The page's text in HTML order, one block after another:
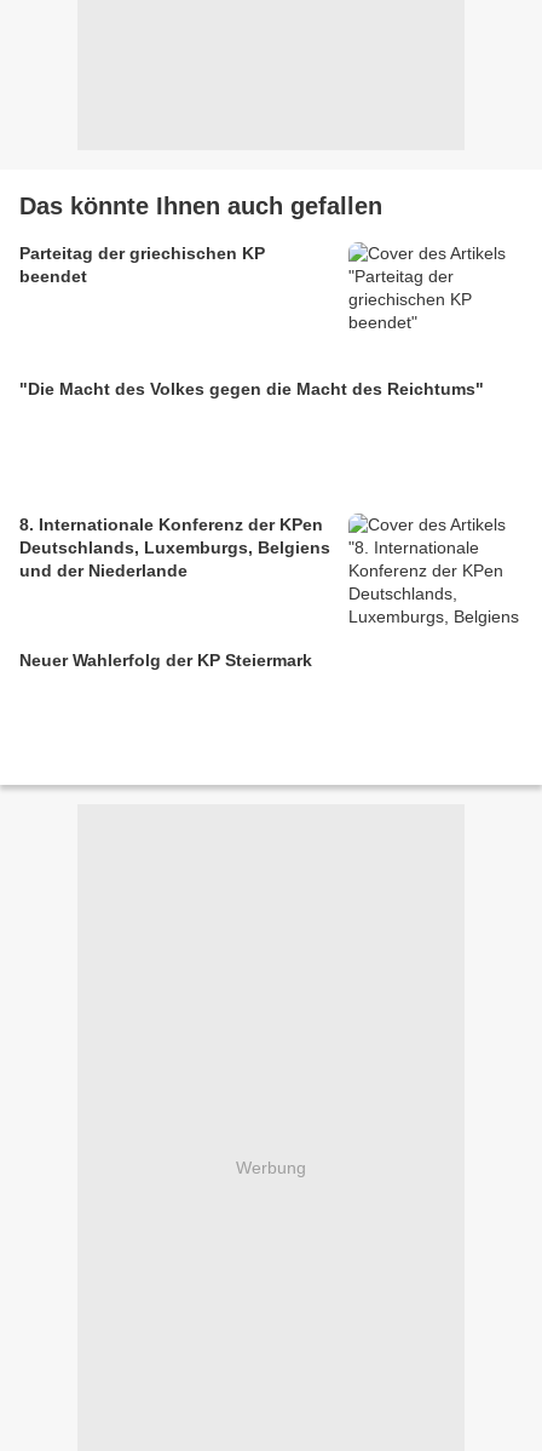
Das könnte Ihnen auch gefallen
Parteitag der griechischen KP
beendet
"Die Macht des Volkes gegen die Macht des Reichtums"
8. Internationale Konferenz der KPen
Deutschlands, Luxemburgs, Belgiens
und der Niederlande
Neuer Wahlerfolg der KP Steiermark
Werbung